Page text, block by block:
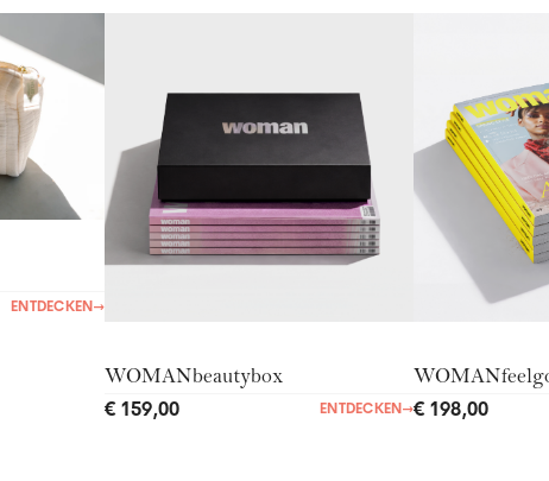
ENTDECKEN→
WOMANbeautybox
€ 159,00 ENTDECKEN→€ 198,00